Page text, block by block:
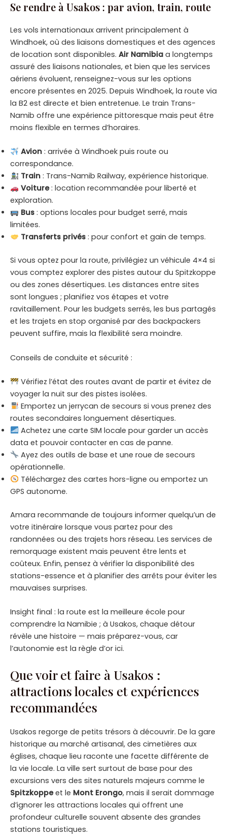
Se rendre à Usakos : par avion, train, route
Les vols internationaux arrivent principalement à
Windhoek, où des liaisons domestiques et des agences
de location sont disponibles. Air Namibia a longtemps
assuré des liaisons nationales, et bien que les services
aériens évoluent, renseignez-vous sur les options
encore présentes en 2025. Depuis Windhoek, la route via
la B2 est directe et bien entretenue. Le train Trans-
Namib offre une expérience pittoresque mais peut être
moins flexible en termes d’horaires.
Avion: arrivée à Windhoek puis route ou
correspondance.
Train: Trans-Namib Railway, expérience historique.
Voiture: location recommandée pour liberté et
exploration.
Bus: options locales pour budget serré, mais
limitées.
Transferts privés: pour confort et gain de temps.
Si vous optez pour la route, privilégiez un véhicule 4×4 si
vous comptez explorer des pistes autour du Spitzkoppe
ou des zones désertiques. Les distances entre sites
sont longues ; planifiez vos étapes et votre
ravitaillement. Pour les budgets serrés, les bus partagés
et les trajets en stop organisé par des backpackers
peuvent suffire, mais la flexibilité sera moindre.
Conseils de conduite et sécurité :
Vérifiez l’état des routes avant de partir et évitez de
voyager la nuit sur des pistes isolées.
Emportez un jerrycan de secours si vous prenez des
routes secondaires longuement désertiques.
Achetez une carte SIM locale pour garder un accès
data et pouvoir contacter en cas de panne.
Ayez des outils de base et une roue de secours
opérationnelle.
Téléchargez des cartes hors-ligne ou emportez un
GPS autonome.
Amara recommande de toujours informer quelqu’un de
votre itinéraire lorsque vous partez pour des
randonnées ou des trajets hors réseau. Les services de
remorquage existent mais peuvent être lents et
coûteux. Enfin, pensez à vérifier la disponibilité des
stations-essence et à planifier des arrêts pour éviter les
mauvaises surprises.
Insight final : la route est la meilleure école pour
comprendre la Namibie ; à Usakos, chaque détour
révèle une histoire — mais préparez-vous, car
l’autonomie est la règle d’or ici.
Que voir et faire à Usakos :
attractions locales et expériences
recommandées
Usakos regorge de petits trésors à découvrir. De la gare
historique au marché artisanal, des cimetières aux
églises, chaque lieu raconte une facette différente de
la vie locale. La ville sert surtout de base pour des
excursions vers des sites naturels majeurs comme le
Spitzkoppeet le Mont Erongo, mais il serait dommage
d’ignorer les attractions locales qui offrent une
profondeur culturelle souvent absente des grandes
stations touristiques.